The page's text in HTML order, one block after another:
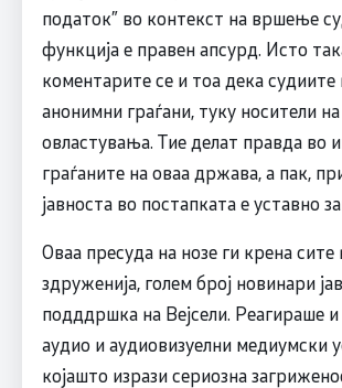
податок” во контекст на вршење
функција е правен апсурд. Исто
коментарите се и тоа дека судиите
анонимни граѓани, туку носители на
овластувања. Тие делат правда во
граѓаните на оваа држава, а пак,
јавноста во постапката е уставно
Оваа пресуда на нозе ги крена
здруженија, голем број новинари
подддршка на Вејсели. Реагираше и
аудио и аудиовизуелни медиумски
којашто изрази сериозна